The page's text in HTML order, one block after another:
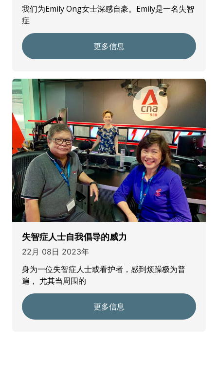
我们为Emily Ong女士深感自豪。Emily是一名失智
症
更多信息
失智症人士自我倡导的威力
22月 08日 2023年
身为一位失智症人士或看护者，感到烦躁极为普
遍， 尤其当周围的
更多信息